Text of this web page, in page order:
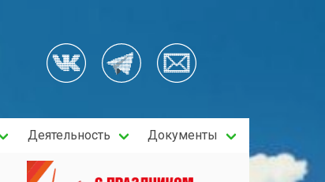
Деятельность Документы